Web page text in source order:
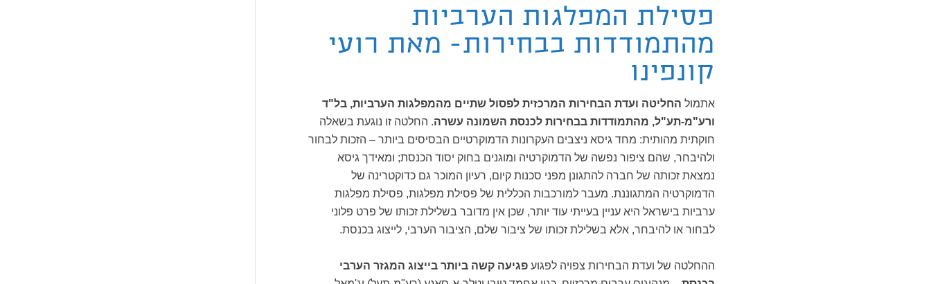
פסילת המפלגות הערביות
מהתמודדות בבחירות- מאת רועי
קונפינו
אתמול החליטה ועדת הבחירות המרכזית לפסול שתיים מהמפלגות הערביות, בל"ד
ורע"מ-תע"ל, מהתמודדות בבחירות לכנסת השמונה עשרה. החלטה זו נוגעת בשאלה
חוקתית מהותית: מחד גיסא ניצבים העקרונות הדמוקרטיים הבסיסים ביותר – הזכות לבחור
ולהיבחר, שהם ציפור נפשה של הדמוקרטיה ומוגנים בחוק יסוד הכנסת; ומאידך גיסא
נמצאת זכותה של חברה להתגונן מפני סכנות קיום, רעיון המוכר גם כדוקטרינה של
הדמוקרטיה המתגוננת. מעבר למורכבות הכללית של פסילת מפלגות, פסילת מפלגות
ערביות בישראל היא עניין בעייתי עוד יותר, שכן אין מדובר בשלילת זכותו של פרט פלוני
לבחור או להיבחר, אלא בשלילת זכותו של ציבור שלם, הציבור הערבי, לייצוג בכנסת.
ההחלטה של ועדת הבחירות צפויה לפגוע פגיעה קשה ביותר בייצוג המגזר הערבי